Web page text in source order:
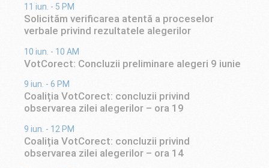
11 iun. - 5 PM
Solicităm verificarea atentă a proceselor
verbale privind rezultatele alegerilor
10 iun. - 10 AM
VotCorect: Concluzii preliminare alegeri 9 iunie
9 iun. - 6 PM
Coaliția VotCorect: concluzii privind
observarea zilei alegerilor – ora 19
9 iun. - 12 PM
Coaliția VotCorect: concluzii privind
observarea zilei alegerilor – ora 14